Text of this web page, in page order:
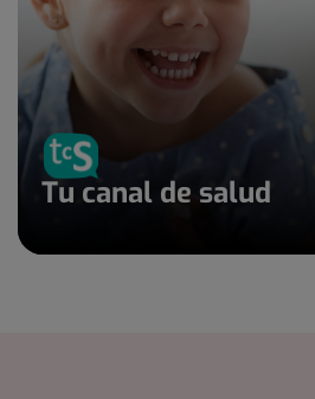
Tu canal de salud